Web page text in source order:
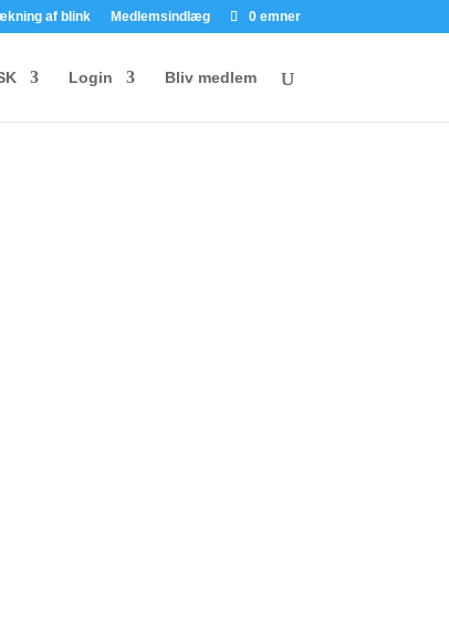
af blink Medlemsindlæg 0 emner
Login Bliv medlem